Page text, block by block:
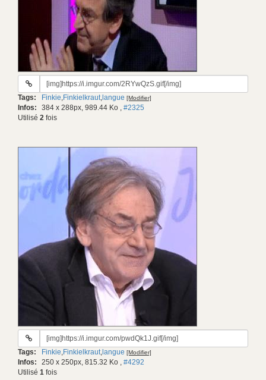
URL
gif:
Tags: Finkie,Finkielkraut, langue [Modifier]
Infos: 384 x 288px, 989.44 Ko , #2325
Utilisé 2 fois
URL
gif:
Tags: Finkie,Finkielkraut, langue [Modifier]
Infos: 250 x 250px, 815.32 Ko , #4292
Utilisé 1 fois